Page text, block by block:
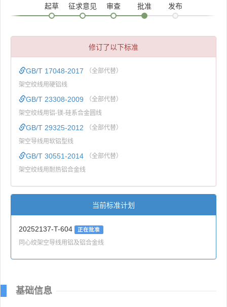
起草 征求意见 审查 批准 发布
修订了以下标准
GB/T 17048-2017 （全部代替）
架空绞线用硬铝线
GB/T 23308-2009 （全部代替）
架空绞线用铝-镁-硅系合金圆线
GB/T 29325-2012 （全部代替）
架空导线用软铝型线
GB/T 30551-2014 （全部代替）
架空绞线用耐热铝合金线
当前标准计划
20252137-T-604 正在批准
同心绞架空导线用铝及铝合金线
基础信息